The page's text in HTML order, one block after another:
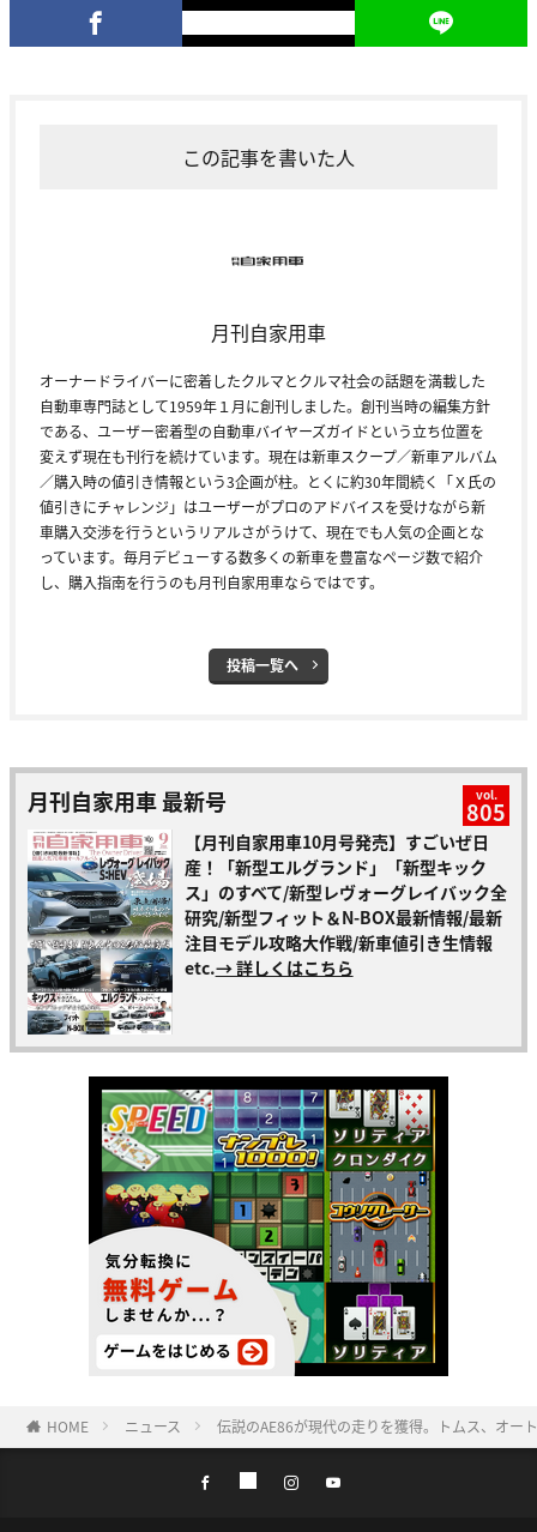
この記事を書いた人
月刊自家用車
オーナードライバーに密着したクルマとクルマ社会の話題を満載した
自動車専門誌として1959年１月に創刊しました。創刊当時の編集方針
である、ユーザー密着型の自動車バイヤーズガイドという立ち位置を
変えず現在も刊行を続けています。現在は新車スクープ／新車アルバム
／購入時の値引き情報という3企画が柱。とくに約30年間続く「Ｘ氏の
値引きにチャレンジ」はユーザーがプロのアドバイスを受けながら新
車購入交渉を行うというリアルさがうけて、現在でも人気の企画とな
っています。毎月デビューする数多くの新車を豊富なページ数で紹介
し、購入指南を行うのも月刊自家用車ならではです。
投稿一覧へ
月刊自家用車 最新号 vol.
805
【月刊自家用車10月号発売】すごいぜ日
産！「新型エルグランド」「新型キック
ス」のすべて/新型レヴォーグレイバック全
研究/新型フィット＆N-BOX最新情報/最新
注目モデル攻略大作戦/新車値引き生情報
etc.→ 詳しくはこちら
HOME ニュース 伝説のAE86が現代の走りを獲得。トムス、オー